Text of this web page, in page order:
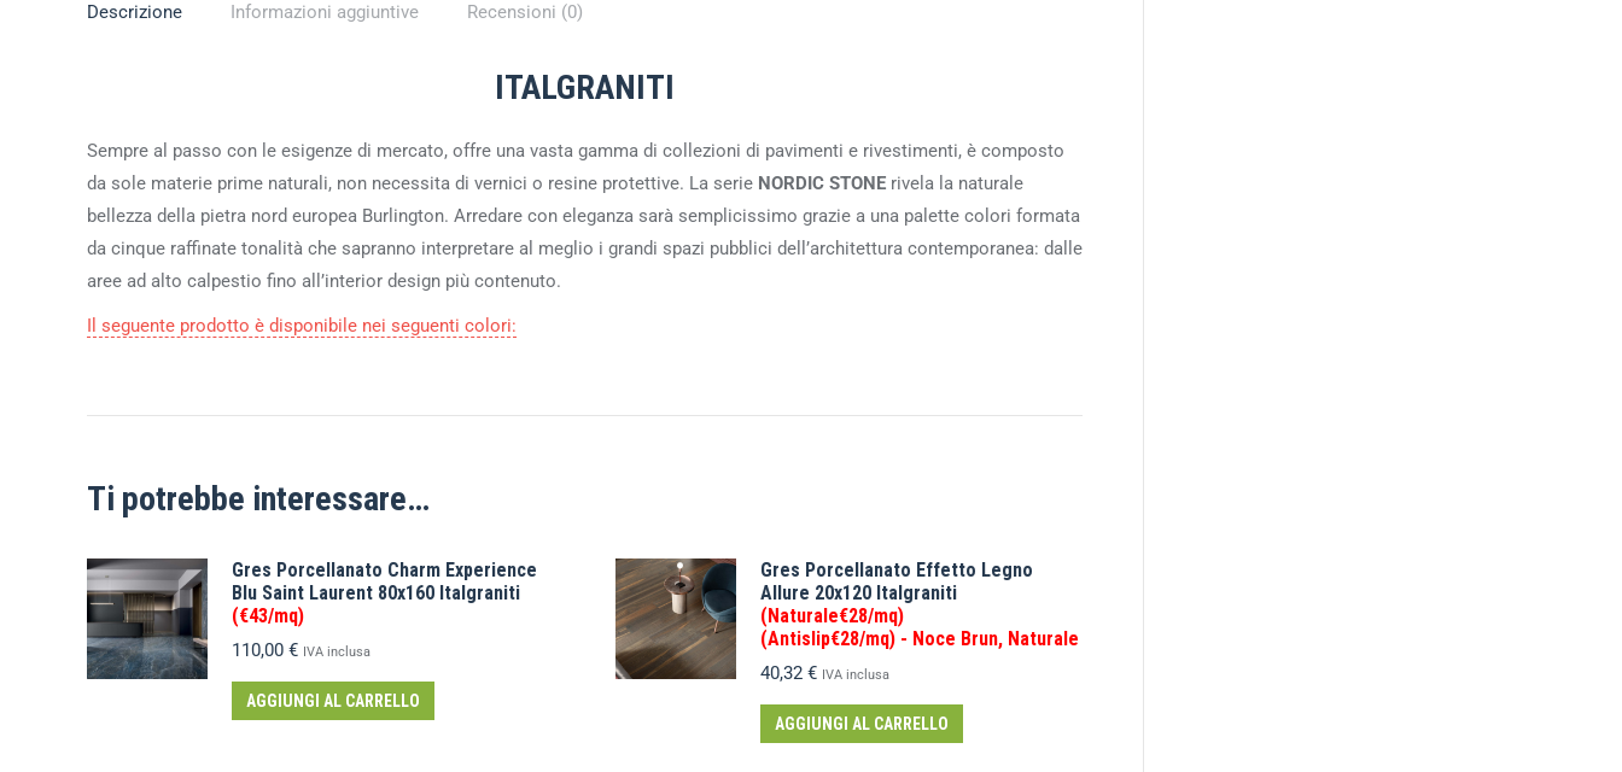
Descrizione Informazioni aggiuntive Recensioni (0)
ITALGRANITI
Sempre al passo con le esigenze di mercato, offre una vasta gamma di collezioni di pavimenti e rivestimenti, è composto
da sole materie prime naturali, non necessita di vernici o resine protettive. La serie NORDIC STONE rivela la naturale
bellezza della pietra nord europea Burlington. Arredare con eleganza sarà semplicissimo grazie a una palette colori formata
da cinque raffinate tonalità che sapranno interpretare al meglio i grandi spazi pubblici dell’architettura contemporanea: dalle
aree ad alto calpestio fino all’interior design più contenuto.
Il seguente prodotto è disponibile nei seguenti colori:
Ti potrebbe interessare…
Gres Porcellanato Charm Experience
Blu Saint Laurent 80x160 Italgraniti
(€43/mq)
110,00 € IVA inclusa
AGGIUNGI AL CARRELLO
Gres Porcellanato Effetto Legno
Allure 20x120 Italgraniti
(Naturale€28/mq)
(Antislip€28/mq) - Noce Brun, Naturale
40,32 € IVA inclusa
AGGIUNGI AL CARRELLO